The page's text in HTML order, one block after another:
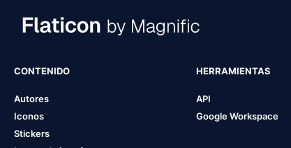
CONTENIDO
Autores
Iconos
Stickers
HERRAMIENTAS
API
Google Workspace